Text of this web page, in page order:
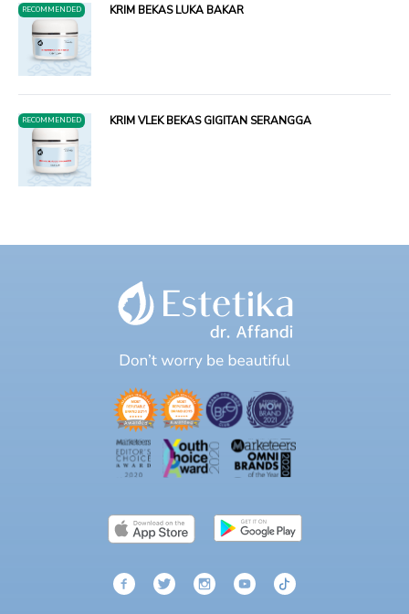
RECOMMENDED KRIM BEKAS LUKA BAKAR
RECOMMENDED KRIM VLEK BEKAS GIGITAN SERANGGA